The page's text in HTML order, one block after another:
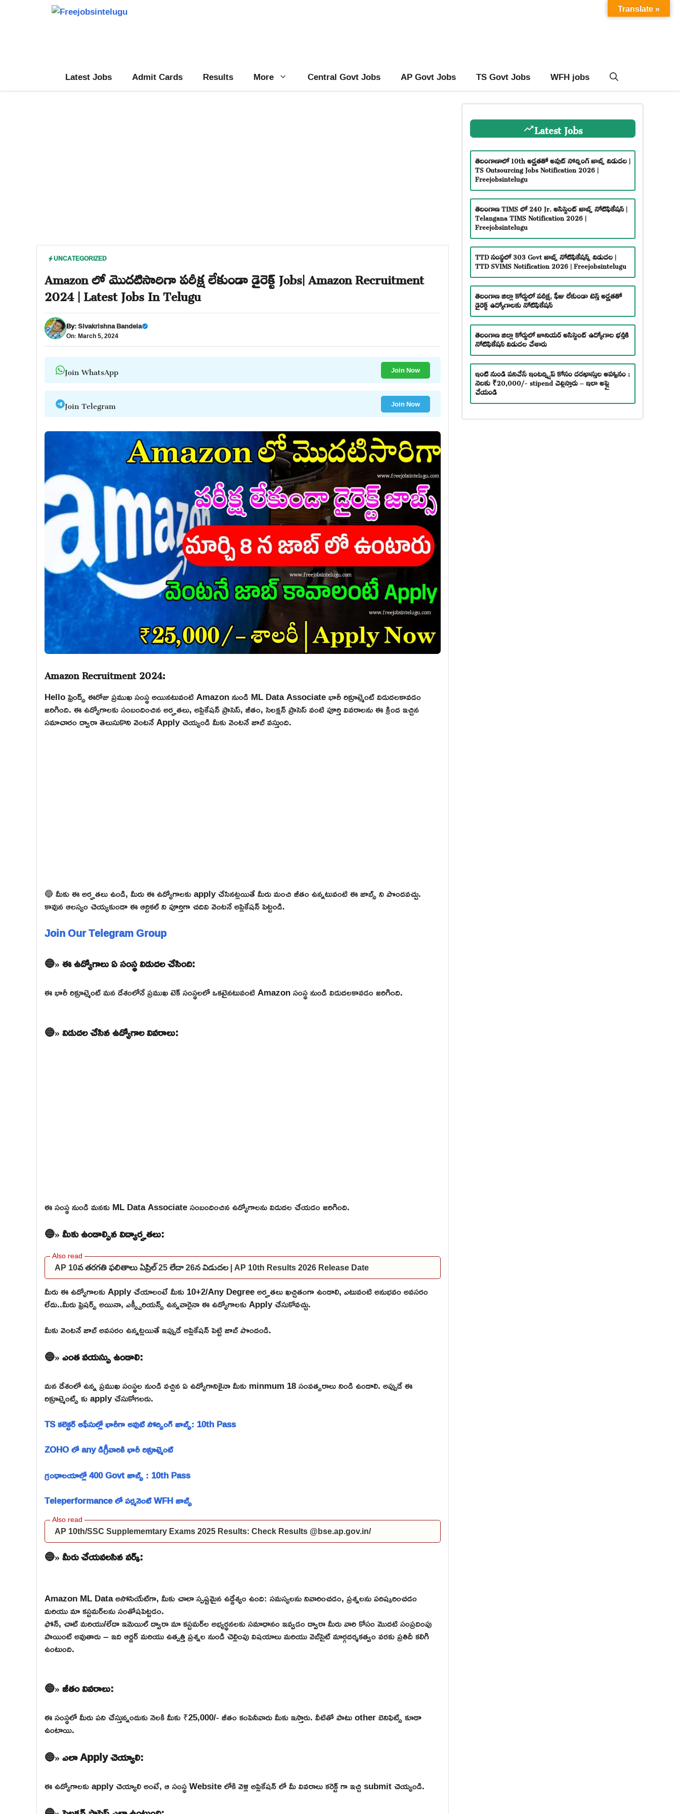
Latest Jobs Admit Cards Results More Central Govt Jobs AP Govt Jobs TS Govt Jobs WFH jobs
UNCATEGORIZED
Amazon లో మొదటిసారిగా పరీక్ష లేకుండా డైరెక్ట్ Jobs| Amazon Recruitment
2024 | Latest Jobs In Telugu
By:Sivakrishna Bandela
On: March 5, 2024
Join WhatsApp Join Now
Join Telegram Join Now
Amazon Recruitment 2024:
Hello ఫ్రెండ్స్ ఈరోజు ప్రముఖ సంస్థ అయినటువంటి Amazon నుండి ML Data Associate భారీ రిక్రూట్మెంట్ విడుదలకావడం
జరిగింది. ఈ ఉద్యోగాలకు సంబందించిన అర్హతలు, అప్లికేషన్ ప్రాసెస్, జీతం, సెలక్షన్ ప్రాసెస్ వంటి పూర్తి వివరాలను ఈ క్రింద ఇచ్చిన
సమాచారం ద్వారా తెలుసుకొని వెంటనే Apply చెయ్యండి మీకు వెంటనే జాబ్ వస్తుంది.
🔵 మీకు ఈ అర్హతలు ఉండి, మీరు ఈ ఉద్యోగాలకు apply చేసినట్లయితే మీరు మంచి జీతం ఉన్నటువంటి ఈ జాబ్స్ ని పొందవచ్చు.
కావున ఆలస్యం చెయ్యకుండా ఈ ఆర్టికల్ ని పూర్తిగా చదివి వెంటనే అప్లికేషన్ పెట్టండి.
Join Our Telegram Group
🔵» ఈ ఉద్యోగాలు ఏ సంస్థ విడుదల చేసింది:
ఈ భారీ రిక్రూట్మెంట్ మన దేశంలోనే ప్రముఖ టెక్ సంస్థలలో ఒకటైనటువంటి Amazon సంస్థ నుండి విడుదలకావడం జరిగింది.
🔵» విడుదల చేసిన ఉద్యోగాల వివరాలు:
ఈ సంస్థ నుండి మనకు ML Data Associate సంబందించిన ఉద్యోగాలను విడుదల చేయడం జరిగింది.
🔵» మీకు ఉండాల్సిన విద్యార్హతలు:
AP 10వ తరగతి ఫలితాలు ఏప్రిల్ 25 లేదా 26న విడుదల | AP 10th Results 2026 Release Date
మీరు ఈ ఉద్యోగాలకు Apply చేయాలంటే మీకు 10+2/Any Degree అర్హతలు ఖచ్చితంగా ఉండాలి, ఎటువంటి అనుభవం అవసరం
లేదు..మీరు ఫ్రెషర్స్ అయినా, ఎక్స్పీరియన్స్ ఉన్నవారైనా ఈ ఉద్యోగాలకు Apply చేసుకోవచ్చు.
మీకు వెంటనే జాబ్ అవసరం ఉన్నట్లయితే ఇప్పుడే అప్లికేషన్ పెట్టి జాబ్ పొందండి.
🔵» ఎంత వయస్సు ఉండాలి:
మన దేశంలో ఉన్న ప్రముఖ సంస్థల నుండి వచ్చిన ఏ ఉద్యోగానికైనా మీకు minmum 18 సంవత్సరాలు నిండి ఉండాలి. అప్పుడే ఈ
రిక్రూట్మెంట్స్ కు apply చేసుకోగలరు.
TS కలెక్టర్ ఆఫీసుల్లో భారీగా అవుట్ సోర్సింగ్ జాబ్స్: 10th Pass
ZOHO లో any డిగ్రీవారికి భారీ రిక్రూట్మెంట్
గ్రంధాలయాల్లో 400 Govt జాబ్స్ : 10th Pass
Teleperformance లో పర్మనెంట్ WFH జాబ్స్
AP 10th/SSC Supplememtary Exams 2025 Results: Check Results @bse.ap.gov.in/
🔵» మీరు చేయవలసిన వర్క్:
Amazon ML Data అసోసియేట్‌గా, మీకు చాలా స్పష్టమైన ఉద్దేశ్యం ఉంది: సమస్యలను నివారించడం, ప్రశ్నలను పరిష్కరించడం
మరియు మా కస్టమర్‌లను సంతోషపెట్టడం.
ఫోన్, చాట్ మరియు/లేదా ఇమెయిల్ ద్వారా మా కస్టమర్‌ల అభ్యర్థనలకు సమాధానం ఇవ్వడం ద్వారా మీరు వారి కోసం మొదటి సంప్రదింపు
పాయింట్ అవుతారు – ఇది ఆర్డర్ మరియు ఉత్పత్తి ప్రశ్నల నుండి చెల్లింపు విషయాలు మరియు వెబ్‌సైట్ మార్గదర్శకత్వం వరకు ప్రతిదీ కలిగి
ఉంటుంది.
🔵» జీతం వివరాలు:
ఈ సంస్థలో మీరు పని చేస్తున్నందుకు నెలకి మీకు ₹25,000/- జీతం కంపెనీవారు మీకు ఇస్తారు. వీటితో పాటు other బెనిఫిట్స్ కూడా
ఉంటాయి.
🔵» ఎలా Apply చెయ్యాలి:
ఈ ఉద్యోగాలకు apply చెయ్యాలి అంటే, ఆ సంస్థ Website లోకి వెళ్లి అప్లికేషన్ లో మీ వివరాలు కరెక్ట్ గా ఇచ్చి submit చెయ్యండి.
Latest Jobs
తెలంగాణాలో 10th అర్హతతో అవుట్ సోర్సింగ్ జాబ్స్ విడుదల |
TS Outsourcing Jobs Notification 2026 |
Freejobsintelugu
తెలంగాణ TIMS లో 240 Jr. అసిస్టెంట్ జాబ్స్ నోటిఫికేషన్ |
Telangana TIMS Notification 2026 |
Freejobsintelugu
TTD సంస్థలో 303 Govt జాబ్స్ నోటిఫికేషన్స్ విడుదల |
TTD SVIMS Notification 2026 | Freejobsintelugu
తెలంగాణ జిల్లా కోర్టులో పరీక్ష, ఫీజు లేకుండా టెన్త్ అర్హతతో
డైరెక్ట్ ఉద్యోగాలకు నోటిఫికేషన్
తెలంగాణ జిల్లా కోర్టులో జూనియర్ అసిస్టెంట్ ఉద్యోగాల భర్తీకి
నోటిఫికేషన్ విడుదల చేశారు
ఇంటి నుండి పనిచేసే ఇంటర్న్షిప్ కోసం దరఖాస్తుల ఆహ్వానం :
నెలకు ₹20,000/- stipend చెల్లిస్తారు – ఇలా అప్లై
చేయండి
Translate »